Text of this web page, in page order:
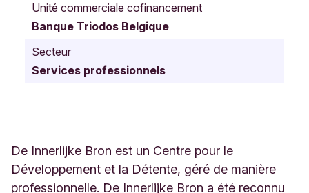
a
2
Unité commerciale cofinancement
Banque Triodos Belgique
Secteur
Services professionnels
De Innerlijke Bron est un Centre pour le
Développement et la Détente, géré de manière
professionnelle. De Innerlijke Bron a été reconnu